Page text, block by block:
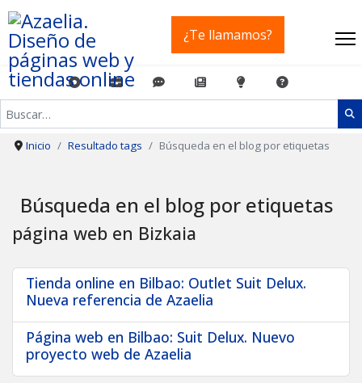
¿Te llamamos?
Buscar
Inicio Resultado tags Búsqueda en el blog por etiquetas
Búsqueda en el blog por etiquetas
página web en Bizkaia
Tienda online en Bilbao: Outlet Suit Delux.
Nueva referencia de Azaelia
Página web en Bilbao: Suit Delux. Nuevo
proyecto web de Azaelia